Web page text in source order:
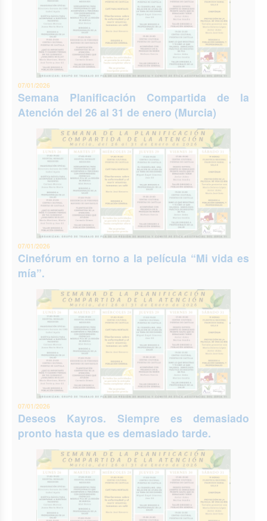
07/01/2026
Semana Planificación Compartida de la
Atención del 26 al 31 de enero (Murcia)
07/01/2026
Cinefórum en torno a la película “Mi vida es
mía”.
07/01/2026
Deseos Kayros. Siempre es demasiado
pronto hasta que es demasiado tarde.